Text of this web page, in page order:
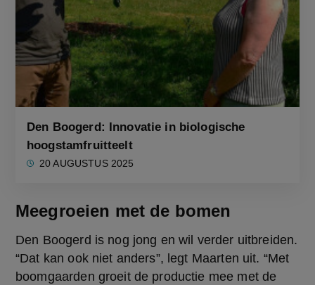
Den Boogerd: Innovatie in biologische
hoogstamfruitteelt
20 AUGUSTUS 2025
Meegroeien met de bomen
Den Boogerd is nog jong en wil verder uitbreiden.
“Dat kan ook niet anders”, legt Maarten uit. “Met
boomgaarden groeit de productie mee met de